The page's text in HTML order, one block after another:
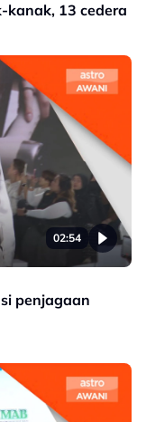
kanak, 13 cedera
02:54
penjagaan